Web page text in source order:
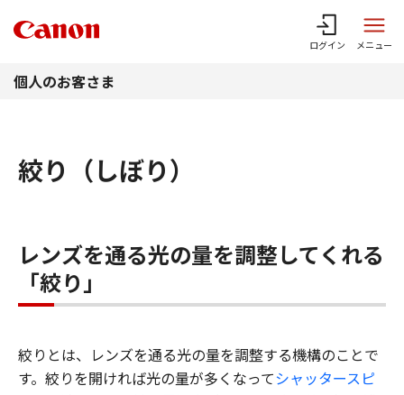
ログイン メニュー
個人のお客さま
絞り（しぼり）
レンズを通る光の量を調整してくれる
「絞り」
絞りとは、レンズを通る光の量を調整する機構のことで
す。絞りを開ければ光の量が多くなってシャッタースピ